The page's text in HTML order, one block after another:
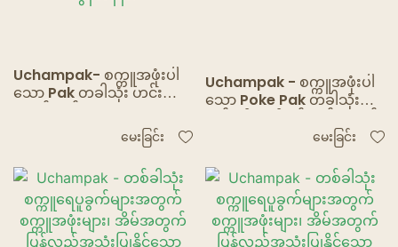
Uchampak- စက္ကူအဖုံးပါ
သော Pak တခါသုံး ဟင်းချို
အစားအသောက်ထည့်ရန်
တစ်ခါသုံး ဟင်းချိုပန်းကန်
ကွန်တိန်နာ၊
မေးခြင်း
Uchampak - စက္ကူအဖုံးပါ
သော Poke Pak တခါသုံး
ပုံ/အဝိုင်း/စတုဂံပုံသေတ္တာသို့
မေးခြင်း